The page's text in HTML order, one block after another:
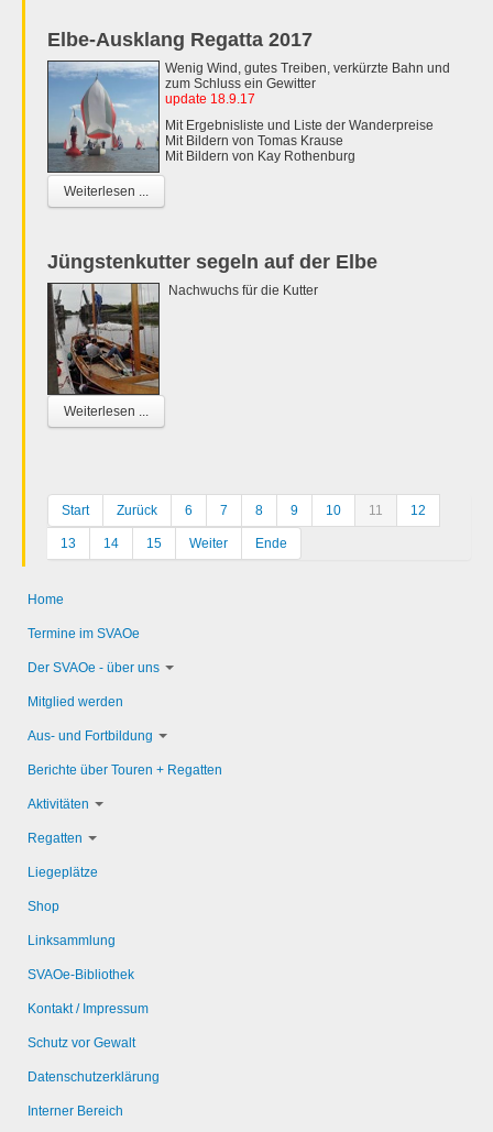
Elbe-Ausklang Regatta 2017
Wenig Wind, gutes Treiben, verkürzte Bahn und
zum Schluss ein Gewitter
update 18.9.17
Mit Ergebnisliste und Liste der Wanderpreise
Mit Bildern von Tomas Krause
Mit Bildern von Kay Rothenburg
Weiterlesen ...
Jüngstenkutter segeln auf der Elbe
Nachwuchs für die Kutter
Weiterlesen ...
Start Zurück 6 7 8 9 10 11 12
13 14 15 Weiter Ende
Home
Termine im SVAOe
Der SVAOe - über uns
Mitglied werden
Aus- und Fortbildung
Berichte über Touren + Regatten
Aktivitäten
Regatten
Liegeplätze
Shop
Linksammlung
SVAOe-Bibliothek
Kontakt / Impressum
Schutz vor Gewalt
Datenschutzerklärung
Interner Bereich